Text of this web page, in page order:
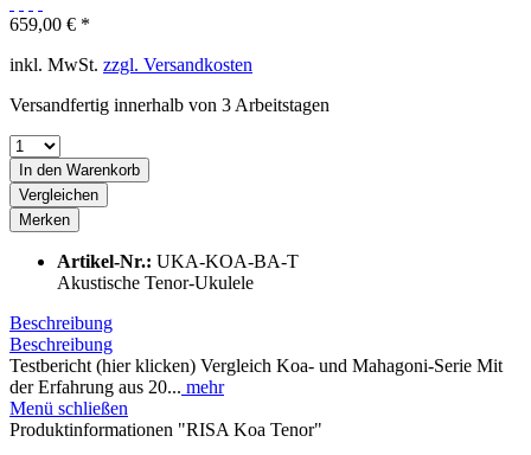
659,00 € *
inkl. MwSt. zzgl. Versandkosten
Versandfertig innerhalb von 3 Arbeitstagen
In den Warenkorb
Vergleichen
Merken
Artikel-Nr.: UKA-KOA-BA-T
Akustische Tenor-Ukulele
Beschreibung
Beschreibung
Testbericht (hier klicken) Vergleich Koa- und Mahagoni-Serie Mit
der Erfahrung aus 20... mehr
Menü schließen
Produktinformationen "RISA Koa Tenor"